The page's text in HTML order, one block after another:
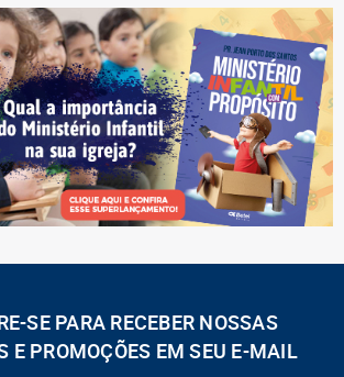
SE PARA RECEBER NOSSAS
E PROMOÇÕES EM SEU E-MAIL